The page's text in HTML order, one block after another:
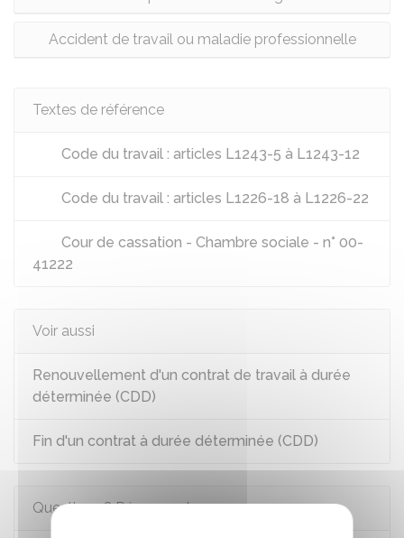
Accident de travail ou maladie professionnelle
Textes de référence
Code du travail : articles L1243-5 à L1243-12
Code du travail : articles L1226-18 à L1226-22
Cour de cassation - Chambre sociale - n° 00-
41222
Voir aussi
Renouvellement d'un contrat de travail à durée
déterminée (CDD)
Fin d'un contrat à durée déterminée (CDD)
Questions ? Réponses !